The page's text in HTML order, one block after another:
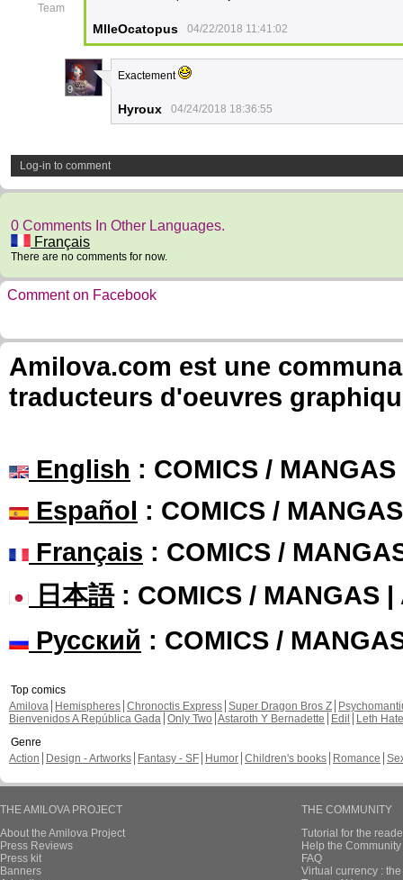
Team
MlleOcatopus 04/22/2018 11:41:02
9
Exactement
Hyroux 04/24/2018 18:36:55
Log-in to comment
0 Comments In Other Languages.
Français
There are no comments for now.
Comment on Facebook
Amilova.com est une
traducteurs d'oeuvres
English : COMICS /
Español : COMICS /
Français : COMICS /
日本語: COMICS / MANGAS |
Русский : COMICS /
Top comics
Amilova
Hemispheres Chronoctis Express Super Dragon Bros Z
Bienvenidos A República Gada Only Two Astaroth Y Bernadette Edil
Leth Hate
Genre
Action
Design - Artworks Fantasy - SF Humor Children's books Romance
THE AMILOVA PROJECT
About the Amilova Project
Press Reviews
Press kit
Banners
THE COMMUNITY
Tutorial for the
Help the
FAQ
Virtual currency :